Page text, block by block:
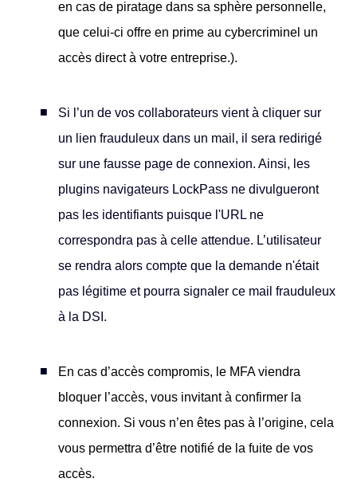
en cas de piratage dans sa sphère personnelle,
que celui-ci offre en prime au cybercriminel un
accès direct à votre entreprise.).
Si l’un de vos collaborateurs vient à cliquer sur
un lien frauduleux dans un mail, il sera redirigé
sur une fausse page de connexion. Ainsi, les
plugins navigateurs LockPass ne divulgueront
pas les identifiants puisque l'URL ne
correspondra pas à celle attendue. L’utilisateur
se rendra alors compte que la demande n'était
pas légitime et pourra signaler ce mail frauduleux
à la DSI.
En cas d’accès compromis, le MFA viendra
bloquer l’accès, vous invitant à confirmer la
connexion. Si vous n’en êtes pas à l’origine, cela
vous permettra d’être notifié de la fuite de vos
accès.